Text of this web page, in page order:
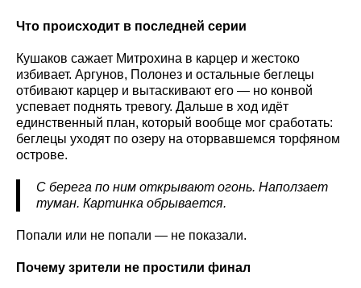
Что происходит в последней серии
Кушаков сажает Митрохина в карцер и жестоко
избивает. Аргунов, Полонез и остальные беглецы
отбивают карцер и вытаскивают его — но конвой
успевает поднять тревогу. Дальше в ход идёт
единственный план, который вообще мог сработать:
беглецы уходят по озеру на оторвавшемся торфяном
острове.
С берега по ним открывают огонь. Наползает
туман. Картинка обрывается.
Попали или не попали — не показали.
Почему зрители не простили финал